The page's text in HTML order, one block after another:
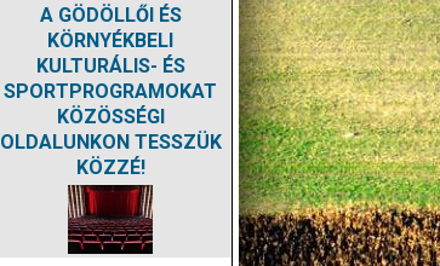
A GÖDÖLLŐI ÉS
KÖRNYÉKBELI
KULTURÁLIS- ÉS
SPORTPROGRAMOKAT
KÖZÖSSÉGI
OLDALUNKON TESSZÜK
KÖZZÉ!